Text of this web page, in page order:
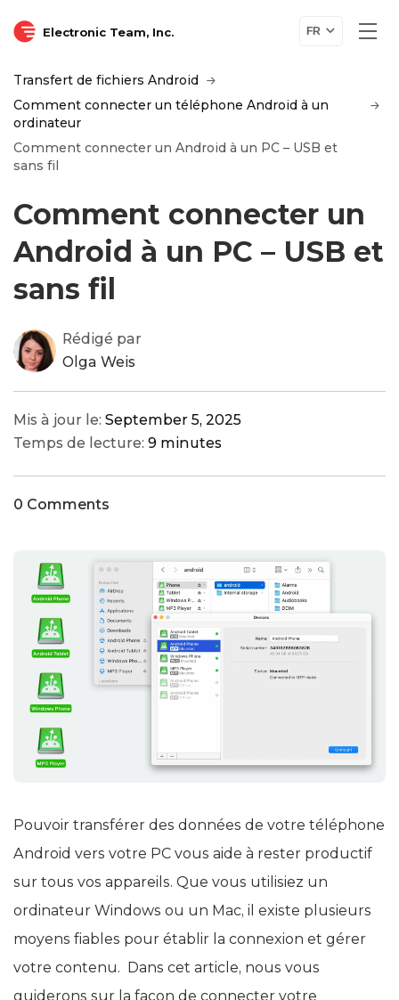
Electronic Team, Inc. FR
Transfert de fichiers Android
Comment connecter un téléphone Android à un
ordinateur
Comment connecter un Android à un PC – USB et
sans fil
Comment connecter un
Android à un PC – USB et
sans fil
Rédigé par
Olga Weis
Mis à jour le: September 5, 2025
Temps de lecture: 9 minutes
0 Comments
Pouvoir transférer des données de votre téléphone
Android vers votre PC vous aide à rester productif
sur tous vos appareils. Que vous utilisiez un
ordinateur Windows ou un Mac, il existe plusieurs
moyens fiables pour établir la connexion et gérer
votre contenu. Dans cet article, nous vous
guiderons sur la façon de connecter votre